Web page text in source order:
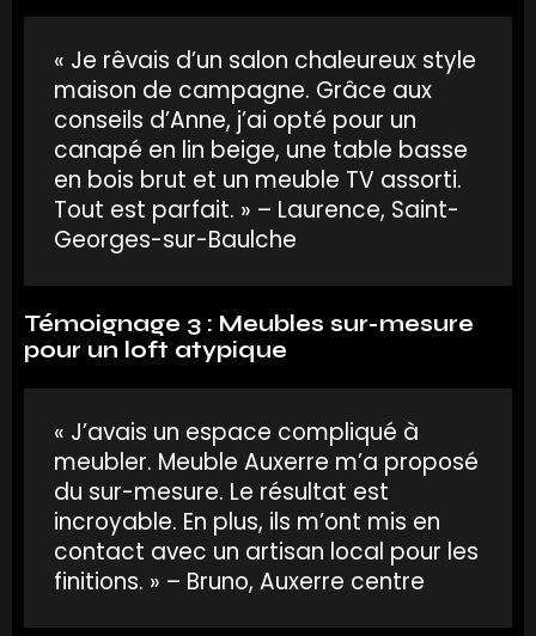
« Je rêvais d’un salon chaleureux style
maison de campagne. Grâce aux
conseils d’Anne, j’ai opté pour un
canapé en lin beige, une table basse
en bois brut et un meuble TV assorti.
Tout est parfait. » – Laurence, Saint-
Georges-sur-Baulche
Témoignage 3 : Meubles sur-mesure
pour un loft atypique
« J’avais un espace compliqué à
meubler. Meuble Auxerre m’a proposé
du sur-mesure. Le résultat est
incroyable. En plus, ils m’ont mis en
contact avec un artisan local pour les
finitions. » – Bruno, Auxerre centre